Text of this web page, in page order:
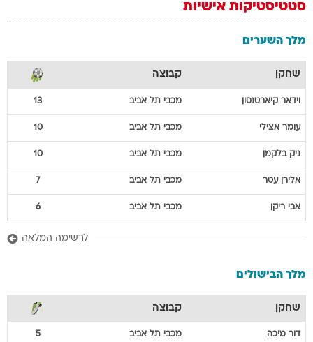
סטטיסטיקות אישיות
מלך השערים
שחקן קבוצה
וידאר קיארטנסון מכבי תל אביב 13
עומר אצילי מכבי תל אביב 10
ניק בלקמן מכבי תל אביב 10
אלירן עטר מכבי תל אביב 7
אבי ריקן מכבי תל אביב 6
לרשימה המלאה
מלך הבישולים
שחקן קבוצה
דור מיכה מכבי תל אביב 5